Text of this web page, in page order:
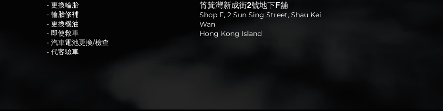
- 更換輪胎
- 輪胎修補
- 更換機油
- 即使救車
- 汽車電池更換/檢查
- 代客驗車
筲箕灣新成街2號地下F舖
Shop F, 2 Sun Sing Street, Shau Kei
Wan
Hong Kong Island